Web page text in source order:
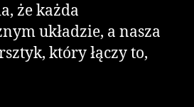
że każda
układzie, a nasza
który łączy to,